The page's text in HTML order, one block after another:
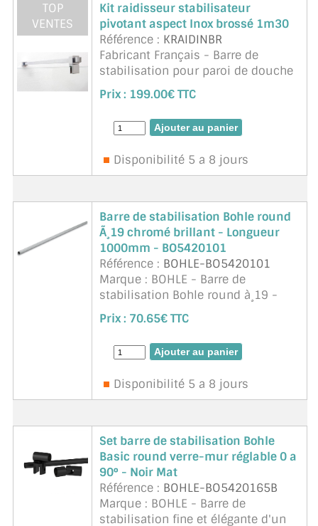
TOP
VENTES
Kit raidisseur stabilisateur
pivotant aspect Inox brossé 1m30
Référence : KRAIDINBR
Fabricant Français - Barre de
stabilisation pour paroi de douche
de 6 à 10mm d'épaisseur. Réglable
et orientable, recoupe facile,
finition parfaite, tube carré. Ligne
moderne et épur& ...suite
Prix : 199.00€ TTC
Disponibilité 5 a 8 jours
Barre de stabilisation Bohle round
Ã¸19 chromé brillant - Longueur
1000mm - BO5420101
Référence : BOHLE-BO5420101
Marque : BOHLE - Barre de
stabilisation Bohle round à¸19 -
Chromé brillant.
Diamètre 19mm.
Matériau : laiton.
Prix : 70.65€ TTC
Disponibilité 5 a 8 jours
Set barre de stabilisation Bohle
Basic round verre-mur réglable 0 a
90° - Noir Mat
Référence : BOHLE-BO5420165B
Marque : BOHLE - Barre de
stabilisation fine et élégante d'un